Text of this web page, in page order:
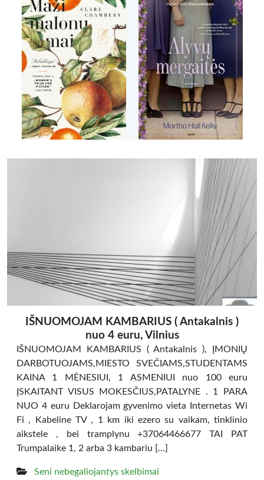
IŠNUOMOJAM KAMBARIUS ( Antakalnis )
nuo 4 euru, Vilnius
IŠNUOMOJAM KAMBARIUS ( Antakalnis ), ĮMONIŲ
DARBOTUOJAMS,MIESTO SVEČIAMS,STUDENTAMS
KAINA 1 MĖNESIUI, 1 ASMENIUI nuo 100 euru
ĮSKAITANT VISUS MOKESČIUS,PATALYNE . 1 PARA
NUO 4 euru Deklarojam gyvenimo vieta Internetas Wi
Fi , Kabeline TV , 1 km iki ezero su vaikam, tinklinio
aikstele , bei tramplynu +37064466677 TAI PAT
Trumpalaike 1, 2 arba 3 kambariu […]
Seni nebegaliojantys skelbimai